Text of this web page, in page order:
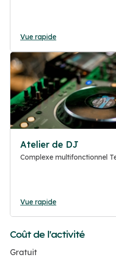
Vue rapide
Atelier de DJ
Complexe multifonctionnel
Vue rapide
Coût de l'activité
Gratuit